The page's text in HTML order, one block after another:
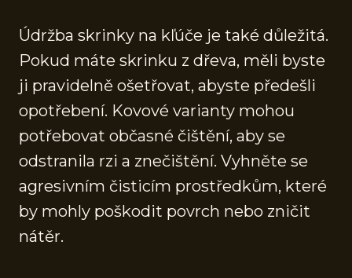
Údržba skrinky na kľúče je také důležitá.
Pokud máte skrinku z dřeva, měli byste
ji pravidelně ošetřovat, abyste předešli
opotřebení. Kovové varianty mohou
potřebovat občasné čištění, aby se
odstranila rzi a znečištění. Vyhněte se
agresivním čisticím prostředkům, které
by mohly poškodit povrch nebo zničit
nátěr.